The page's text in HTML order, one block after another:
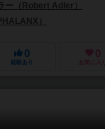
ー（Robert Adler）
）
0
経験あり
0
お気に入り